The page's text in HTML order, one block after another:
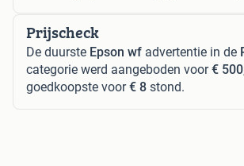
Prijscheck
De duurste Epson wf advertentie in de
categorie werd aangeboden voor€ 500
goedkoopste voor€ 8 stond.